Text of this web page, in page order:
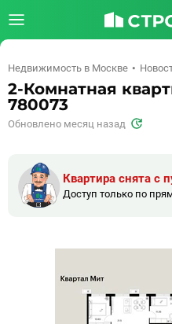
Недвижимость в Москве
2-Комнатная
780073
Обновлено месяц назад
Квартира снята с
Доступ только по